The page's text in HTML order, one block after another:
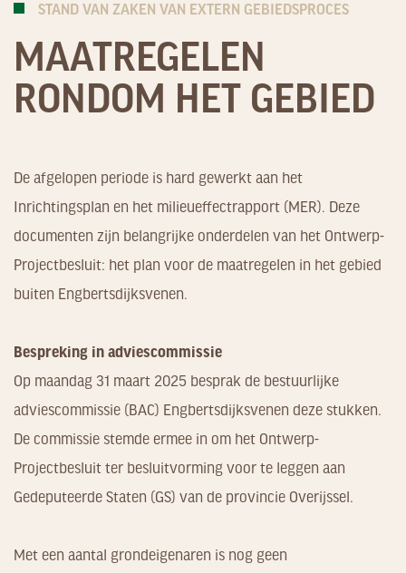
STAND VAN ZAKEN VAN EXTERN GEBIEDSPROCES
MAATREGELEN
RONDOM HET GEBIED
De afgelopen periode is hard gewerkt aan het
Inrichtingsplan en het milieueffectrapport (MER). Deze
documenten zijn belangrijke onderdelen van het Ontwerp-
Projectbesluit: het plan voor de maatregelen in het gebied
buiten Engbertsdijksvenen.
Bespreking in adviescommissie
Op maandag 31 maart 2025 besprak de bestuurlijke
adviescommissie (BAC) Engbertsdijksvenen deze stukken.
De commissie stemde ermee in om het Ontwerp-
Projectbesluit ter besluitvorming voor te leggen aan
Gedeputeerde Staten (GS) van de provincie Overijssel.
Met een aantal grondeigenaren is nog geen